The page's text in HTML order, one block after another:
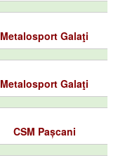
Metalosport Galaţi
Metalosport Galaţi
CSM Pașcani